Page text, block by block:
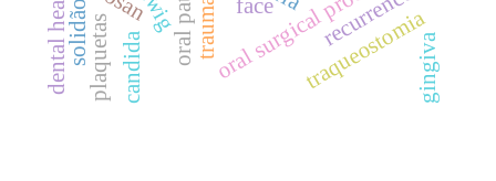
recurrence
traqueostomia
candida
plaquetas
face
gingiva
solidão